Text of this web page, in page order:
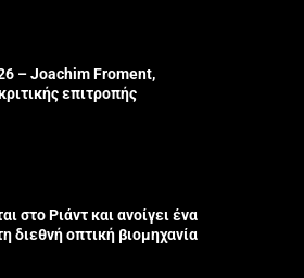
– Joachim Froment,
επιτροπής
στο Ριάντ και ανοίγει ένα
διεθνή οπτική βιομηχανία